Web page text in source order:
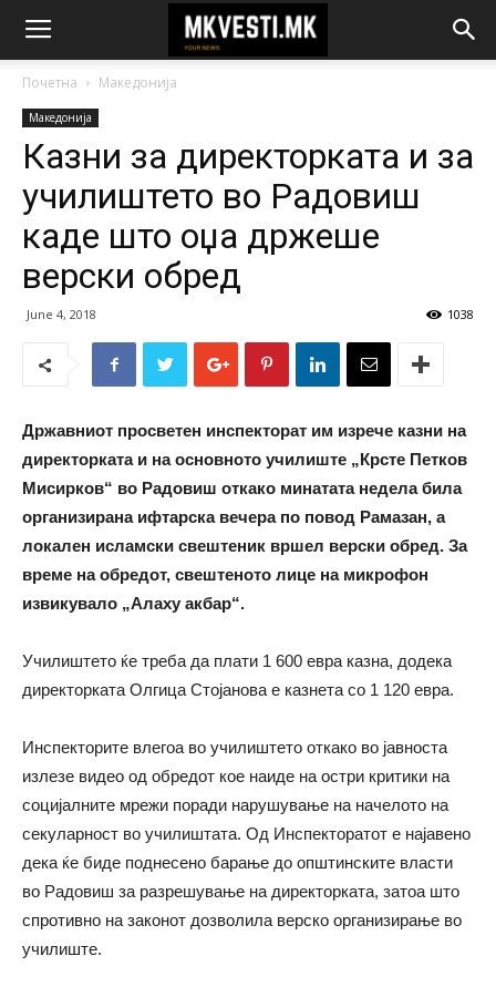
Почетна Македонија
Македонија
Казни за директорката и за
училиштето во Радовиш
каде што оџа држеше
верски обред
June 4, 2018 1038
Државниот просветен инспекторат им изрече казни на
директорката и на основното училиште „Крсте Петков
Мисирков“ во Радовиш откако минатата недела била
организирана ифтарска вечера по повод Рамазан, а
локален исламски свештеник вршел верски обред. За
време на обредот, свештеното лице на микрофон
извикувалo „Алаху акбар“.
Училиштето ќе треба да плати 1 600 евра казна, додека
директорката Олгица Стојанова е казнета со 1 120 евра.
Инспекторите влегоа во училиштето откако во јавноста
излезе видео од обредот кое наиде на остри критики на
социјалните мрежи поради нарушување на начелото на
секуларност во училиштата. Од Инспекторатот е најавено
дека ќе биде поднесено барање до општинските власти
во Радовиш за разрешување на директорката, затоа што
спротивно на законот дозволила верско организирање во
училиште.